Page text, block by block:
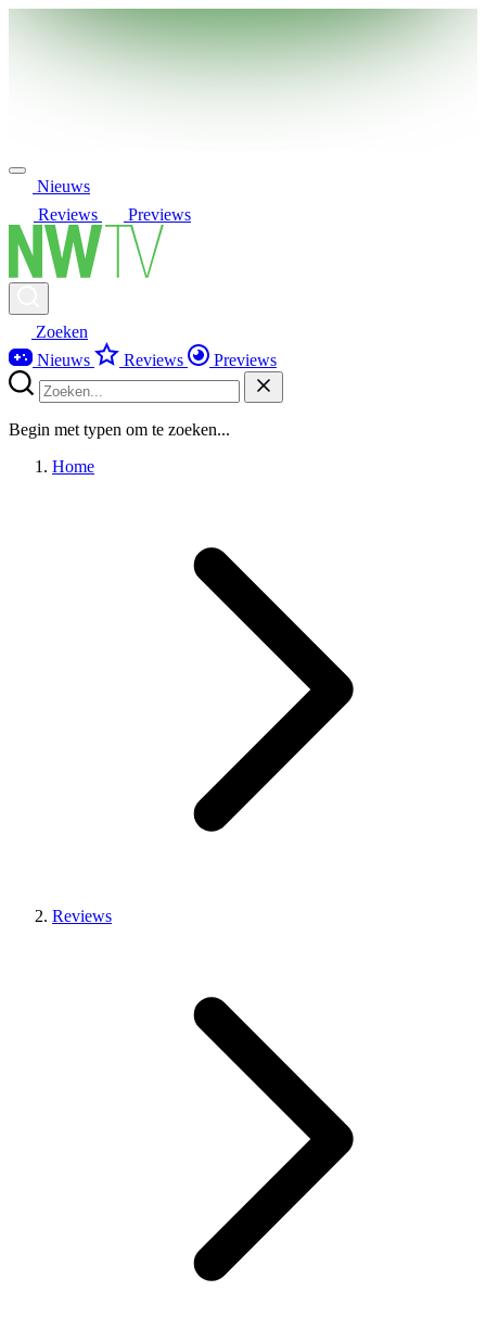
Nieuws
Reviews
Previews
Zoeken
Nieuws
Reviews Previews
Begin met typen om te zoeken...
Home
Reviews